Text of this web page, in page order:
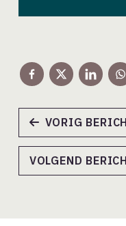
VORIG
VOLGEND